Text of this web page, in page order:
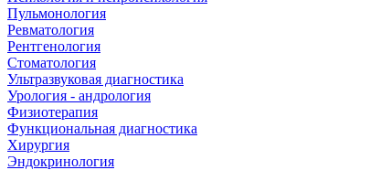
Пульмонология
Ревматология
Рентгенология
Стоматология
Ультразвуковая диагностика
Урология - андрология
Физиотерапия
Функциональная диагностика
Хирургия
Эндокринология